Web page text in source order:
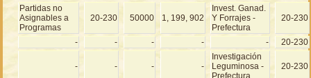
Partidas no
Asignables a
Programas
20-230 50000 1, 199, 902
Invest. Ganad.
Y Forrajes -
Prefectura
20-230
- - - - - 20-230
- - - -
Investigación
Leguminosa -
20-230